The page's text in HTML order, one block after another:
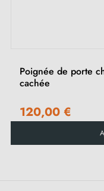
Poignée de porte
cachée
120,00 €